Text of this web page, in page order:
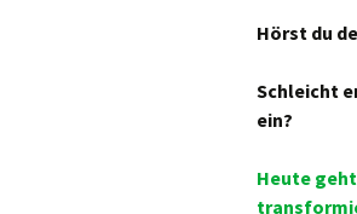
Hörst du
Schleicht
ein?
Heute